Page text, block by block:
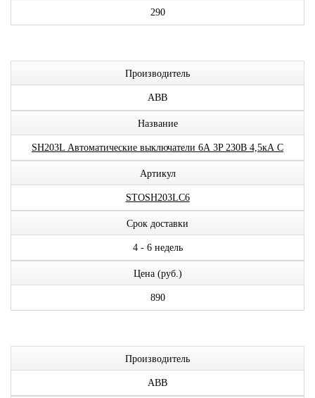
290
Производитель
ABB
Название
SH203L Автоматические выключатели 6А 3P 230В 4,5кА C
Артикул
STOSH203LC6
Срок доставки
4 - 6 недель
Цена (руб.)
890
Производитель
ABB